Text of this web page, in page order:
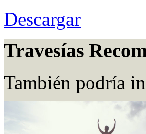
Descargar
Travesías
También podría